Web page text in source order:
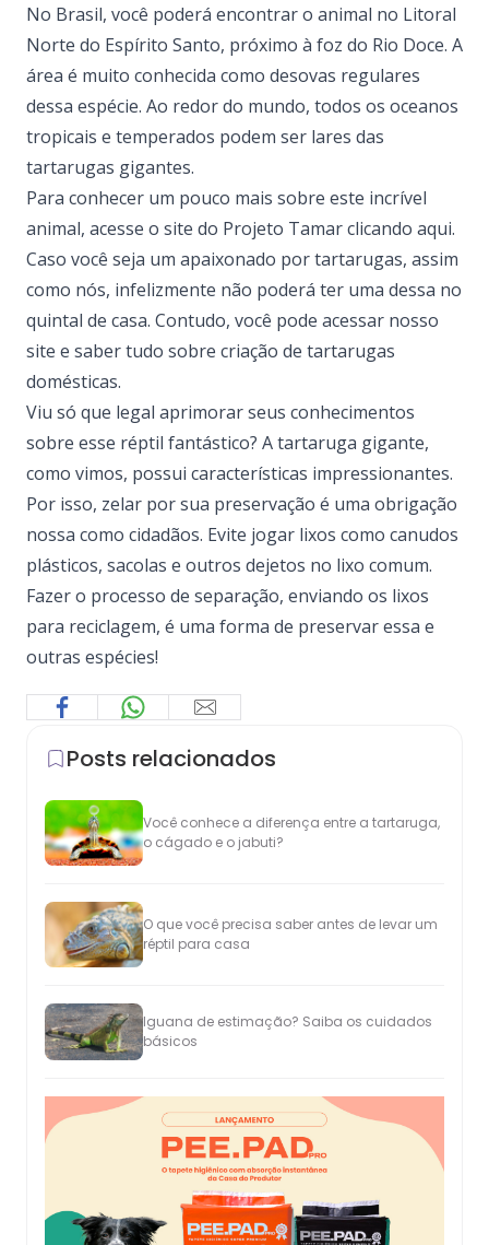
No Brasil, você poderá encontrar o animal no Litoral
Norte do Espírito Santo, próximo à foz do Rio Doce. A
área é muito conhecida como desovas regulares
dessa espécie. Ao redor do mundo, todos os oceanos
tropicais e temperados podem ser lares das
tartarugas gigantes.
Para conhecer um pouco mais sobre este incrível
animal, acesse o site do Projeto Tamar clicando aqui.
Caso você seja um apaixonado por tartarugas, assim
como nós, infelizmente não poderá ter uma dessa no
quintal de casa. Contudo, você pode acessar nosso
site e saber tudo sobre criação de tartarugas
domésticas.
Viu só que legal aprimorar seus conhecimentos
sobre esse réptil fantástico? A tartaruga gigante,
como vimos, possui características impressionantes.
Por isso, zelar por sua preservação é uma obrigação
nossa como cidadãos. Evite jogar lixos como canudos
plásticos, sacolas e outros dejetos no lixo comum.
Fazer o processo de separação, enviando os lixos
para reciclagem, é uma forma de preservar essa e
outras espécies!
Posts relacionados
Você conhece a diferença entre a tartaruga,
o cágado e o jabuti?
O que você precisa saber antes de levar um
réptil para casa
Iguana de estimação? Saiba os cuidados
básicos